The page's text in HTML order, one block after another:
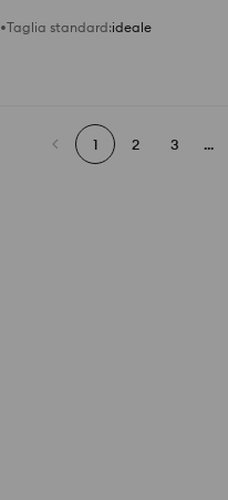
Taglia standard:ideale
1 2 3 ...